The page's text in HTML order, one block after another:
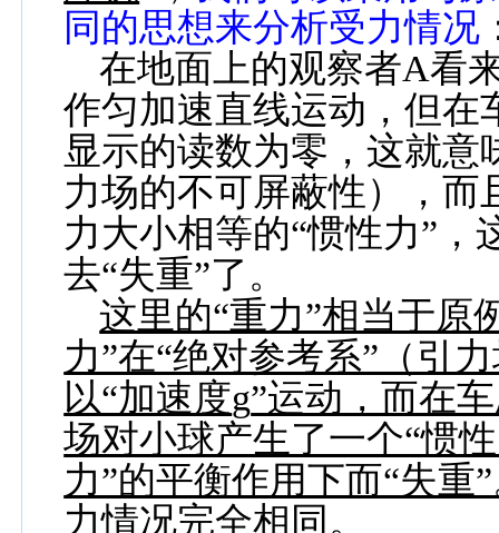
同的思想来分析受力情况
在地面上的观察者A看
作匀加速直线运动，但在
显示的读数为零，这就
力场的不可屏蔽性），
力大小相等的“惯性力”
去“失重”了。
这里的“重力”相当于原
力”在“绝对参考系”（引
以“加速度g”运动，而在
场对小球产生了一个“惯
力”的平衡作用下而“失重
力情况完全相同。